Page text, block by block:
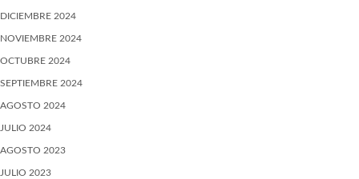
DICIEMBRE 2024
NOVIEMBRE 2024
OCTUBRE 2024
SEPTIEMBRE 2024
AGOSTO 2024
JULIO 2024
AGOSTO 2023
JULIO 2023